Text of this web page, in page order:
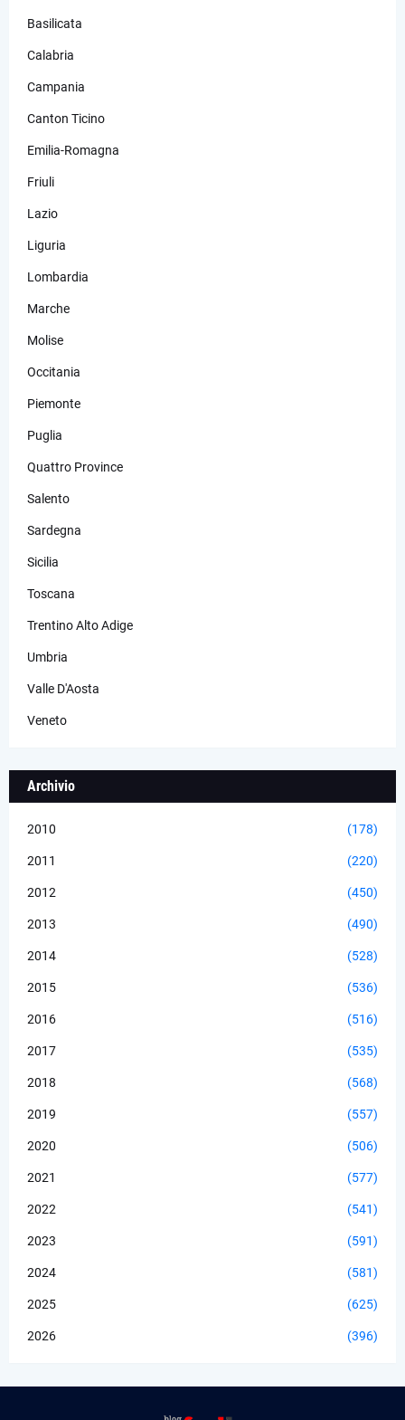
Basilicata
Calabria
Campania
Canton Ticino
Emilia-Romagna
Friuli
Lazio
Liguria
Lombardia
Marche
Molise
Occitania
Piemonte
Puglia
Quattro Province
Salento
Sardegna
Sicilia
Toscana
Trentino Alto Adige
Umbria
Valle D'Aosta
Veneto
Archivio
2010 (178)
2011 (220)
2012 (450)
2013 (490)
2014 (528)
2015 (536)
2016 (516)
2017 (535)
2018 (568)
2019 (557)
2020 (506)
2021 (577)
2022 (541)
2023 (591)
2024 (581)
2025 (625)
2026 (396)